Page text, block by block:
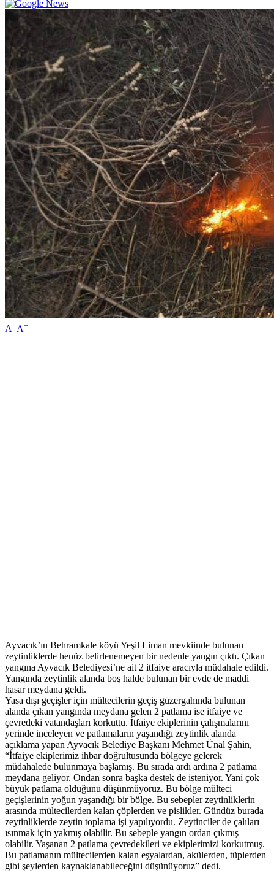
A- A+
Ayvacık’ın Behramkale köyü Yeşil Liman mevkiinde bulunan
zeytinliklerde henüz belirlenemeyen bir nedenle yangın çıktı. Çıkan
yangına Ayvacık Belediyesi’ne ait 2 itfaiye aracıyla müdahale edildi.
Yangında zeytinlik alanda boş halde bulunan bir evde de maddi
hasar meydana geldi.
Yasa dışı geçişler için mültecilerin geçiş güzergahında bulunan
alanda çıkan yangında meydana gelen 2 patlama ise itfaiye ve
çevredeki vatandaşları korkuttu. İtfaiye ekiplerinin çalışmalarını
yerinde inceleyen ve patlamaların yaşandığı zeytinlik alanda
açıklama yapan Ayvacık Belediye Başkanı Mehmet Ünal Şahin,
“İtfaiye ekiplerimiz ihbar doğrultusunda bölgeye gelerek
müdahalede bulunmaya başlamış. Bu sırada ardı ardına 2 patlama
meydana geliyor. Ondan sonra başka destek de isteniyor. Yani çok
büyük patlama olduğunu düşünmüyoruz. Bu bölge mülteci
geçişlerinin yoğun yaşandığı bir bölge. Bu sebepler zeytinliklerin
arasında mültecilerden kalan çöplerden ve pislikler. Gündüz burada
zeytinliklerde zeytin toplama işi yapılıyordu. Zeytinciler de çalıları
ısınmak için yakmış olabilir. Bu sebeple yangın ordan çıkmış
olabilir. Yaşanan 2 patlama çevredekileri ve ekiplerimizi korkutmuş.
Bu patlamanın mültecilerden kalan eşyalardan, akülerden, tüplerden
gibi şeylerden kaynaklanabileceğini düşünüyoruz” dedi.